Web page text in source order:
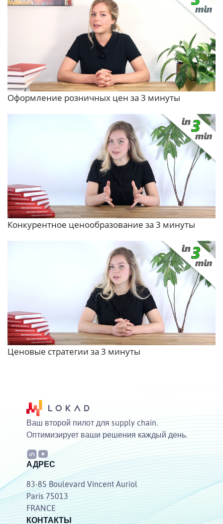
Оформление розничных цен за 3 минуты
Конкурентное ценообразование за 3 минуты
Ценовые стратегии за 3 минуты
Ваш второй пилот для supply chain.
Оптимизирует ваши решения каждый день.
АДРЕС
83-85 Boulevard Vincent Auriol
Paris 75013
FRANCE
КОНТАКТЫ